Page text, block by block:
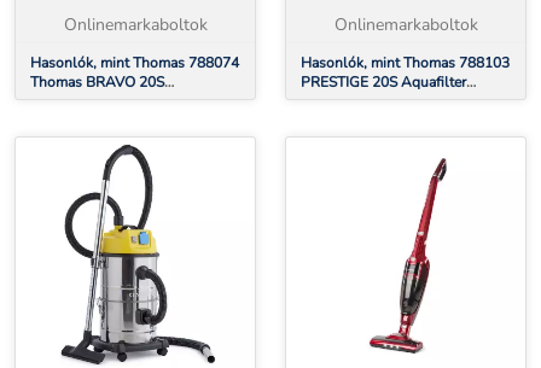
Onlinemarkaboltok
Hasonlók, mint Thomas 788074
Thomas BRAVO 20S
Takarítógép
Onlinemarkaboltok
Hasonlók, mint Thomas 788103
PRESTIGE 20S Aquafilter
Takarítógép